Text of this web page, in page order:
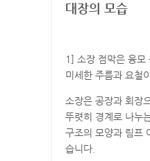
대장의 모습
1] 소장 점막은 융모
미세한 주름과 요철
소장은 공장과 회장
뚜렷히 경계로 나누
구조의 모양과 림프
습니다.